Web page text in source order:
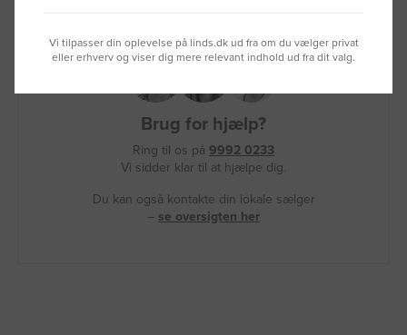
Brug for hjælp?
Ring til os på 9992 0233
Vi sidder klar til at hjælpe dig.
Du kan også kontakte din lokale sælger
– se oversigten her
Vi tilpasser din oplevelse på linds.dk ud fra om du vælger privat
eller erhverv og viser dig mere relevant indhold ud fra dit valg.